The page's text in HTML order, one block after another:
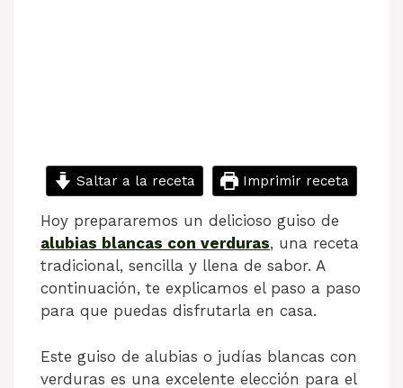
Saltar a la receta Imprimir receta
Hoy prepararemos un delicioso guiso de
alubias blancas con verduras, una receta
tradicional, sencilla y llena de sabor. A
continuación, te explicamos el paso a paso
para que puedas disfrutarla en casa.
Este guiso de alubias o judías blancas con
verduras es una excelente elección para el